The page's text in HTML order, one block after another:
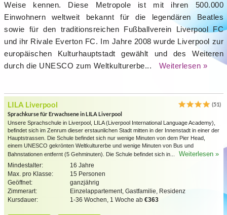
Weise kennen. Diese Metropole ist mit ihren 500.000
Einwohnern weltweit bekannt für die legendären Beatles
sowie für den traditionsreichen Fußballverein Liverpool FC
und ihr Rivale Everton FC. Im Jahre 2008 wurde Liverpool zur
europäischen Kulturhauptstadt gewählt und des Weiteren
durch die UNESCO zum Weltkulturerbe...
Weiterlesen »
LILA Liverpool
(51)
Sprachkurse für Erwachsene in LILA Liverpool
Unsere Sprachschule in Liverpool, LILA (Liverpool International Language Academy),
befindet sich im Zenrum dieser erstaunlichen Stadt mitten in der Innenstadt in einer der
Hauptstrassen. Die Schule befindet sich nur wenige Minuten von dem Pier Head,
einem UNESCO gekrönten Weltkulturerbe und wenige Minuten von Bus und
Bahnstationen entfernt (5 Gehminuten). Die Schule befindet sich in...
Weiterlesen »
Mindestalter:
16 Jahre
Max. pro Klasse:
15 Personen
Geöffnet:
ganzjährig
Zimmerart:
Einzelappartement, Gastfamilie, Residenz
Kursdauer:
1-36 Wochen, 1 Woche ab €363